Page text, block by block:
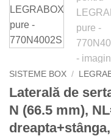
SISTEME BOX /
Laterală de
N (66.5 mm),